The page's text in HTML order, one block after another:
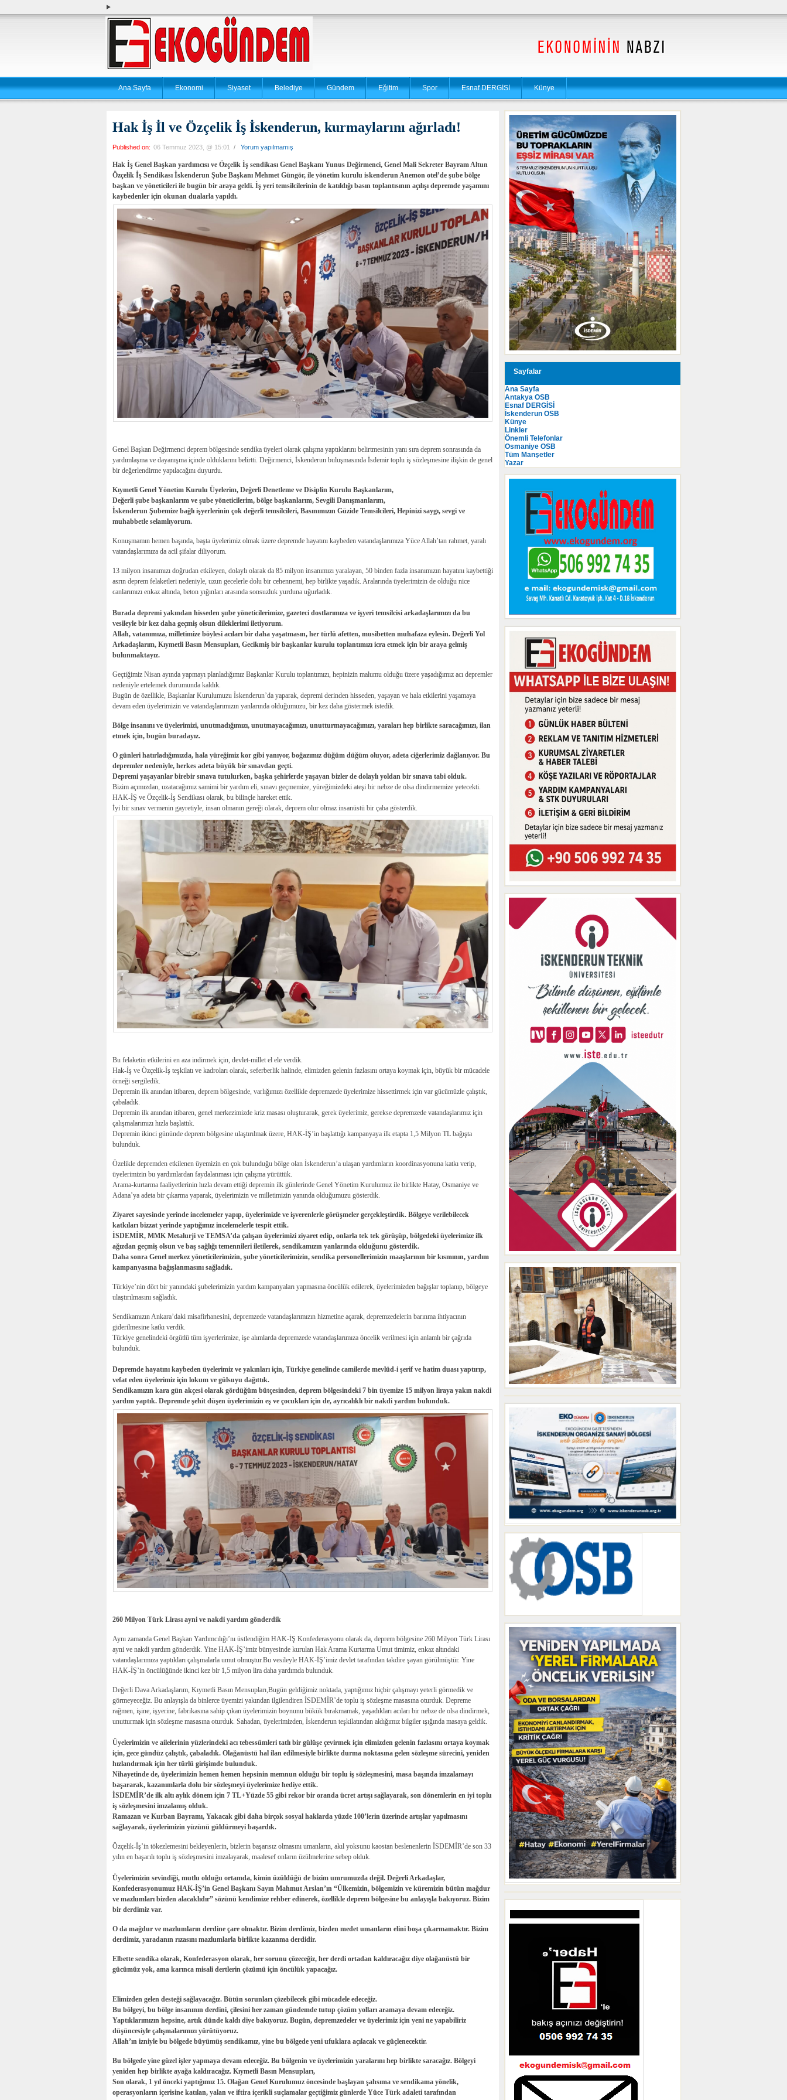
Ana Sayfa Ekonomi Siyaset Belediye Gündem Eğitim Spor Esnaf DERGİSİ Künye
Hak İş İl ve Özçelik İş İskenderun, kurmaylarını ağırladı!
Published on: 06 Temmuz 2023, @ 15:01 / Yorum yapılmamış
Hak İş Genel Başkan yardımcısı ve Özçelik İş sendikası Genel Başkanı Yunus Değirmenci, Genel Mali Sekreter Bayram Altun
Özçelik İş Sendikası İskenderun Şube Başkanı Mehmet Güngör, ile yönetim kurulu iskenderun Anemon otel’de şube bölge
başkan ve yöneticileri ile bugün bir araya geldi. İş yeri temsilcilerinin de katıldığı basın toplantısının açılışı depremde yaşamını
kaybedenler için okunan dualarla yapıldı.
Genel Başkan Değirmenci deprem bölgesinde sendika üyeleri olarak çalışma yaptıklarını belirtmesinin yanı sıra deprem sonrasında da
yardımlaşma ve dayanışma içinde olduklarını belirtti. Değirmenci, İskenderun buluşmasında İsdemir toplu iş sözleşmesine ilişkin de genel
bir değerlendirme yapılacağını duyurdu.
Kıymetli Genel Yönetim Kurulu Üyelerim, Değerli Denetleme ve Disiplin Kurulu Başkanlarım,
Değerli şube başkanlarım ve şube yöneticilerim, bölge başkanlarım, Sevgili Danışmanlarım,
İskenderun Şubemize bağlı işyerlerinin çok değerli temsilcileri, Basınımızın Güzide Temsilcileri, Hepinizi saygı, sevgi ve
muhabbetle selamlıyorum.
Konuşmamın hemen başında, başta üyelerimiz olmak üzere depremde hayatını kaybeden vatandaşlarımıza Yüce Allah’tan rahmet, yaralı
vatandaşlarımıza da acil şifalar diliyorum.
13 milyon insanımızı doğrudan etkileyen, dolaylı olarak da 85 milyon insanımızı yaralayan, 50 binden fazla insanımızın hayatını kaybettiği
asrın deprem felaketleri nedeniyle, uzun gecelerle dolu bir cehennemi, hep birlikte yaşadık. Aralarında üyelerimizin de olduğu nice
canlarımızı enkaz altında, beton yığınları arasında sonsuzluk yurduna uğurladık.
Burada depremi yakından hisseden şube yöneticilerimize, gazeteci dostlarımıza ve işyeri temsilcisi arkadaşlarımızı da bu
vesileyle bir kez daha geçmiş olsun dileklerimi iletiyorum.
Allah, vatanımıza, milletimize böylesi acıları bir daha yaşatmasın, her türlü afetten, musibetten muhafaza eylesin. Değerli Yol
Arkadaşlarım, Kıymetli Basın Mensupları, Gecikmiş bir başkanlar kurulu toplantımızı icra etmek için bir araya gelmiş
bulunmaktayız.
Geçtiğimiz Nisan ayında yapmayı planladığımız Başkanlar Kurulu toplantımızı, hepinizin malumu olduğu üzere yaşadığımız acı depremler
nedeniyle ertelemek durumunda kaldık.
Bugün de özellikle, Başkanlar Kurulumuzu İskenderun’da yaparak, depremi derinden hisseden, yaşayan ve hala etkilerini yaşamaya
devam eden üyelerimizin ve vatandaşlarımızın yanlarında olduğumuzu, bir kez daha göstermek istedik.
Bölge insanını ve üyelerimizi, unutmadığımızı, unutmayacağımızı, unutturmayacağımızı, yaraları hep birlikte saracağımızı, ilan
etmek için, bugün buradayız.
O günleri hatırladığımızda, hala yüreğimiz kor gibi yanıyor, boğazımız düğüm düğüm oluyor, adeta ciğerlerimiz dağlanıyor. Bu
depremler nedeniyle, herkes adeta büyük bir sınavdan geçti.
Depremi yaşayanlar birebir sınava tutulurken, başka şehirlerde yaşayan bizler de dolaylı yoldan bir sınava tabi olduk.
Bizim açımızdan, uzatacağımız samimi bir yardım eli, sınavı geçmemize, yüreğimizdeki ateşi bir nebze de olsa dindirmemize yetecekti.
HAK-İŞ ve Özçelik-İş Sendikası olarak, bu bilinçle hareket ettik.
İyi bir sınav vermenin gayretiyle, insan olmanın gereği olarak, deprem olur olmaz insanüstü bir çaba gösterdik.
Bu felaketin etkilerini en aza indirmek için, devlet-millet el ele verdik.
Hak-İş ve Özçelik-İş teşkilatı ve kadroları olarak, seferberlik halinde, elimizden gelenin fazlasını ortaya koymak için, büyük bir mücadele
örneği sergiledik.
Depremin ilk anından itibaren, deprem bölgesinde, varlığımızı özellikle depremzede üyelerimize hissettirmek için var gücümüzle çalıştık,
çabaladık.
Depremin ilk anından itibaren, genel merkezimizde kriz masası oluşturarak, gerek üyelerimiz, gerekse depremzede vatandaşlarımız için
çalışmalarımızı hızla başlattık.
Depremin ikinci gününde deprem bölgesine ulaştırılmak üzere, HAK-İŞ’in başlattığı kampanyaya ilk etapta 1,5 Milyon TL bağışta
bulunduk.
Özelikle depremden etkilenen üyemizin en çok bulunduğu bölge olan İskenderun’a ulaşan yardımların koordinasyonuna katkı verip,
üyelerimizin bu yardımlardan faydalanması için çalışma yürüttük.
Arama-kurtarma faaliyetlerinin hızla devam ettiği depremin ilk günlerinde Genel Yönetim Kurulumuz ile birlikte Hatay, Osmaniye ve
Adana’ya adeta bir çıkarma yaparak, üyelerimizin ve milletimizin yanında olduğumuzu gösterdik.
Ziyaret sayesinde yerinde incelemeler yapıp, üyelerimizle ve işverenlerle görüşmeler gerçekleştirdik. Bölgeye verilebilecek
katkıları bizzat yerinde yaptığımız incelemelerle tespit ettik.
İSDEMİR, MMK Metalurji ve TEMSA’da çalışan üyelerimizi ziyaret edip, onlarla tek tek görüşüp, bölgedeki üyelerimize ilk
ağızdan geçmiş olsun ve baş sağlığı temennileri iletilerek, sendikamızın yanlarında olduğunu gösterdik.
Daha sonra Genel merkez yöneticilerimizin, şube yöneticilerimizin, sendika personellerimizin maaşlarının bir kısmının, yardım
kampanyasına bağışlanmasını sağladık.
Türkiye’nin dört bir yanındaki şubelerimizin yardım kampanyaları yapmasına öncülük edilerek, üyelerimizden bağışlar toplanıp, bölgeye
ulaştırılmasını sağladık.
Sendikamızın Ankara’daki misafirhanesini, depremzede vatandaşlarımızın hizmetine açarak, depremzedelerin barınma ihtiyacının
giderilmesine katkı verdik.
Türkiye genelindeki örgütlü tüm işyerlerimize, işe alımlarda depremzede vatandaşlarımıza öncelik verilmesi için anlamlı bir çağrıda
bulunduk.
Depremde hayatını kaybeden üyelerimiz ve yakınları için, Türkiye genelinde camilerde mevlüd-i şerif ve hatim duası yaptırıp,
vefat eden üyelerimiz için lokum ve gülsuyu dağıttık.
Sendikamızın kara gün akçesi olarak gördüğüm bütçesinden, deprem bölgesindeki 7 bin üyemize 15 milyon liraya yakın nakdi
yardım yaptık. Depremde şehit düşen üyelerimizin eş ve çocukları için de, ayrıcalıklı bir nakdi yardım bulunduk.
260 Milyon Türk Lirası ayni ve nakdi yardım gönderdik
Aynı zamanda Genel Başkan Yardımcılığı’nı üstlendiğim HAK-İŞ Konfederasyonu olarak da, deprem bölgesine 260 Milyon Türk Lirası
ayni ve nakdi yardım gönderdik. Yine HAK-İŞ’imiz bünyesinde kurulan Hak Arama Kurtarma Umut timimiz, enkaz altındaki
vatandaşlarımıza yaptıkları çalışmalarla umut olmuştur.Bu vesileyle HAK-İŞ’imiz devlet tarafından takdire şayan görülmüştür. Yine
HAK-İŞ’in öncülüğünde ikinci kez bir 1,5 milyon lira daha yardımda bulunduk.
Değerli Dava Arkadaşlarım, Kıymetli Basın Mensupları,Bugün geldiğimiz noktada, yaptığımız hiçbir çalışmayı yeterli görmedik ve
görmeyeceğiz. Bu anlayışla da binlerce üyemizi yakından ilgilendiren İSDEMİR’de toplu iş sözleşme masasına oturduk. Depreme
rağmen, işine, işyerine, fabrikasına sahip çıkan üyelerimizin boynunu bükük bırakmamak, yaşadıkları acıları bir nebze de olsa dindirmek,
unutturmak için sözleşme masasına oturduk. Sahadan, üyelerimizden, İskenderun teşkilatından aldığımız bilgiler ışığında masaya geldik.
Üyelerimizin ve ailelerinin yüzlerindeki acı tebessümleri tatlı bir gülüşe çevirmek için elimizden gelenin fazlasını ortaya koymak
için, gece gündüz çalıştık, çabaladık. Olağanüstü hal ilan edilmesiyle birlikte durma noktasına gelen sözleşme sürecini, yeniden
hızlandırmak için her türlü girişimde bulunduk.
Nihayetinde de, üyelerimizin hemen hemen hepsinin memnun olduğu bir toplu iş sözleşmesini, masa başında imzalamayı
başararak, kazanımlarla dolu bir sözleşmeyi üyelerimize hediye ettik.
İSDEMİR’de ilk altı aylık dönem için 7 TL+Yüzde 55 gibi rekor bir oranda ücret artışı sağlayarak, son dönemlerin en iyi toplu
iş sözleşmesini imzalamış olduk.
Ramazan ve Kurban Bayramı, Yakacak gibi daha birçok sosyal haklarda yüzde 100’lerin üzerinde artışlar yapılmasını
sağlayarak, üyelerimizin yüzünü güldürmeyi başardık.
Özçelik-İş’in tökezlemesini bekleyenlerin, bizlerin başarısız olmasını umanların, akıl yoksunu kaostan beslenenlerin İSDEMİR’de son 33
yılın en başarılı toplu iş sözleşmesini imzalayarak, maalesef onların üzülmelerine sebep olduk.
Üyelerimizin sevindiği, mutlu olduğu ortamda, kimin üzüldüğü de bizim umrumuzda değil. Değerli Arkadaşlar,
Konfederasyonumuz HAK-İŞ’in Genel Başkanı Sayın Mahmut Arslan’ın “Ülkemizin, bölgemizin ve küremizin bütün mağdur
ve mazlumları bizden alacaklıdır” sözünü kendimize rehber edinerek, özellikle deprem bölgesine bu anlayışla bakıyoruz. Bizim
bir derdimiz var.
O da mağdur ve mazlumların derdine çare olmaktır. Bizim derdimiz, bizden medet umanların elini boşa çıkarmamaktır. Bizim
derdimiz, yaradanın rızasını mazlumlarla birlikte kazanma derdidir.
Elbette sendika olarak, Konfederasyon olarak, her sorunu çözeceğiz, her derdi ortadan kaldıracağız diye olağanüstü bir
gücümüz yok, ama karınca misali dertlerin çözümü için öncülük yapacağız.
Elimizden gelen desteği sağlayacağız. Bütün sorunları çözebilecek gibi mücadele edeceğiz.
Bu bölgeyi, bu bölge insanının derdini, çilesini her zaman gündemde tutup çözüm yolları aramaya devam edeceğiz.
Yaptıklarımızın hepsine, artık dünde kaldı diye bakıyoruz. Bugün, depremzedeler ve üyelerimiz için yeni ne yapabiliriz
düşüncesiyle çalışmalarımızı yürütüyoruz.
Allah’ın izniyle bu bölgede büyümüş sendikamız, yine bu bölgede yeni ufuklara açılacak ve güçlenecektir.
Bu bölgede yine güzel işler yapmaya devam edeceğiz. Bu bölgenin ve üyelerimizin yaralarını hep birlikte saracağız. Bölgeyi
yeniden hep birlikte ayağa kaldıracağız. Kıymetli Basın Mensupları,
Son olarak, 1 yıl önceki yaptığımız 15. Olağan Genel Kurulumuz öncesinde başlayan şahsıma ve sendikama yönelik,
operasyonların içerisine katılan, yalan ve iftira içerikli suçlamalar geçtiğimiz günlerde Yüce Türk adaleti tarafından
Sayfalar
Ana Sayfa
Antakya OSB
Esnaf DERGİSİ
İskenderun OSB
Künye
Linkler
Önemli Telefonlar
Osmaniye OSB
Tüm Manşetler
Yazar